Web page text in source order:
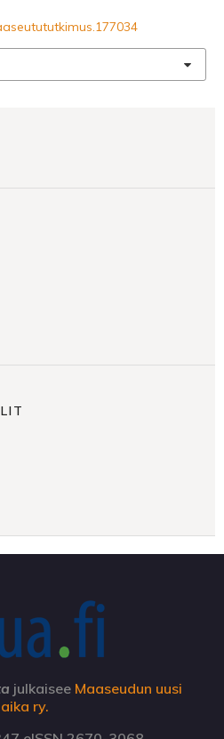
julkaisee Maaseudun uusi
aika ry.